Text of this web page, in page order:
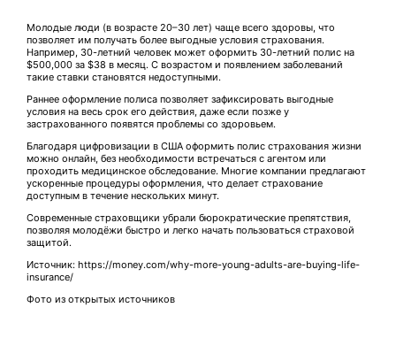
Молодые люди (в возрасте 20–30 лет) чаще всего здоровы, что
позволяет им получать более выгодные условия страхования.
Например, 30-летний человек может оформить 30-летний полис на
$500,000 за $38 в месяц. С возрастом и появлением заболеваний
такие ставки становятся недоступными.
Раннее оформление полиса позволяет зафиксировать выгодные
условия на весь срок его действия, даже если позже у
застрахованного появятся проблемы со здоровьем.
Благодаря цифровизации в США оформить полис страхования жизни
можно онлайн, без необходимости встречаться с агентом или
проходить медицинское обследование. Многие компании предлагают
ускоренные процедуры оформления, что делает страхование
доступным в течение нескольких минут.
Современные страховщики убрали бюрократические препятствия,
позволяя молодёжи быстро и легко начать пользоваться страховой
защитой.
Источник: https://money.com/why-more-young-adults-are-buying-life-
insurance/
Фото из открытых источников